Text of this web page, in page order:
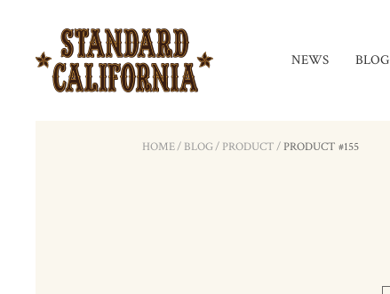
NEWS BLOG
HOME/ BLOG/ PRODUCT/PRODUCT #155